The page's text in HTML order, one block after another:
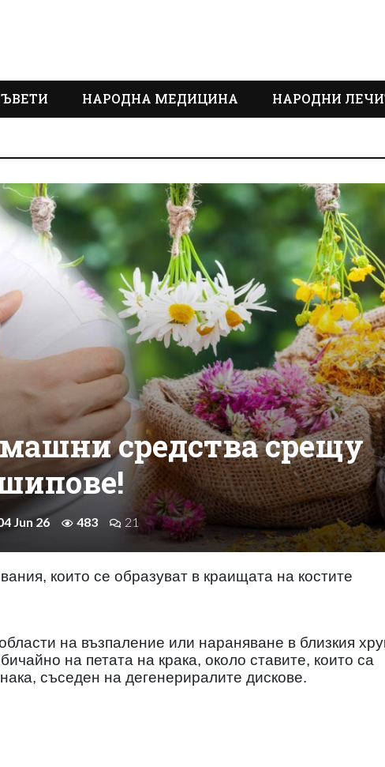
НАРОДНА МЕДИЦИНА НАРОДНИ
средства срещу
Jun 26 483 21
които се образуват в краищата на костите
на възпаление или нараняване в близкия
на петата на крака, около ставите, които са
съседен на дегенериралите дискове.